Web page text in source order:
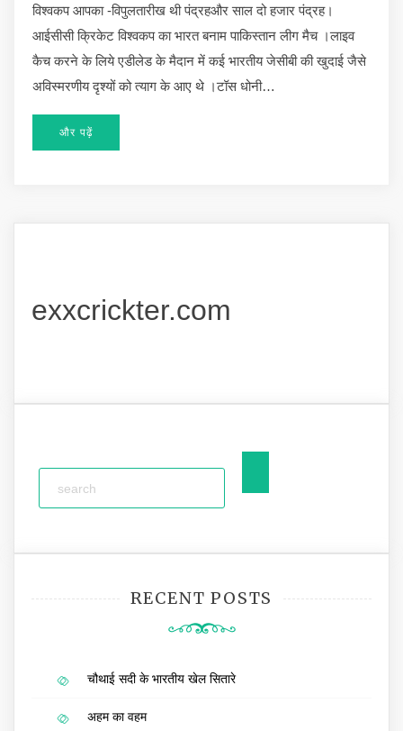
विश्वकप आपका -विपुलतारीख थी पंद्रहऔर साल दो हजार पंद्रह।
आईसीसी क्रिकेट विश्वकप का भारत बनाम पाकिस्तान लीग मैच ।लाइव
कैच करने के लिये एडीलेड के मैदान में कई भारतीय जेसीबी की खुदाई जैसे
अविस्मरणीय दृश्यों को त्याग के आए थे ।टॉस धोनी…
और पढ़ें
exxcrickter.com
RECENT POSTS
चौथाई सदी के भारतीय खेल सितारे
अहम का वहम